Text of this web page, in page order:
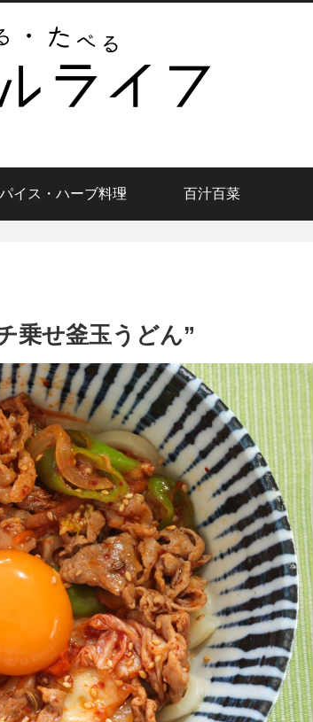
イス・ハーブ料理 百汁百菜
乗せ釜玉うどん”